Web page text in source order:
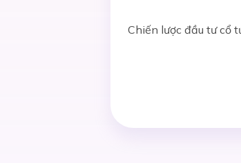
Chiến lược đầu tư cổ